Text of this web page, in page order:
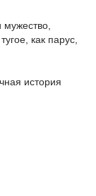
как парус,
история